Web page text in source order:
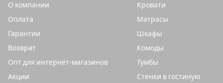
Кровати
Матрасы
Шкафы
Комоды
Тумбы
Стенки в гостиную
О компании
Оплата
Гарантии
Возврат
Опт для интернет-магазинов
Акции